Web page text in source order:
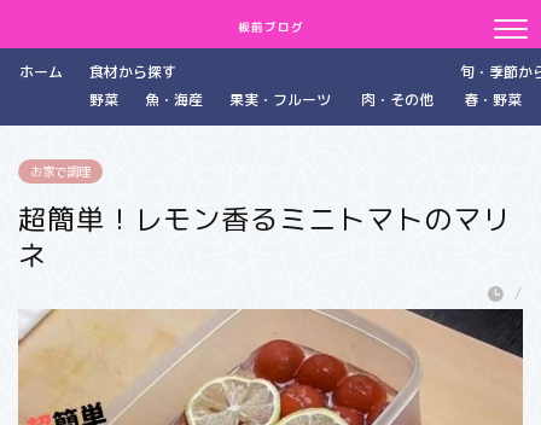
板前ブログ
ホーム
食材から探す
野菜
魚・海産 果実・フルーツ 肉・その他
旬・季節か
春・野菜
お家で調理
超簡単！レモン香るミニトマトのマリ
ネ
/